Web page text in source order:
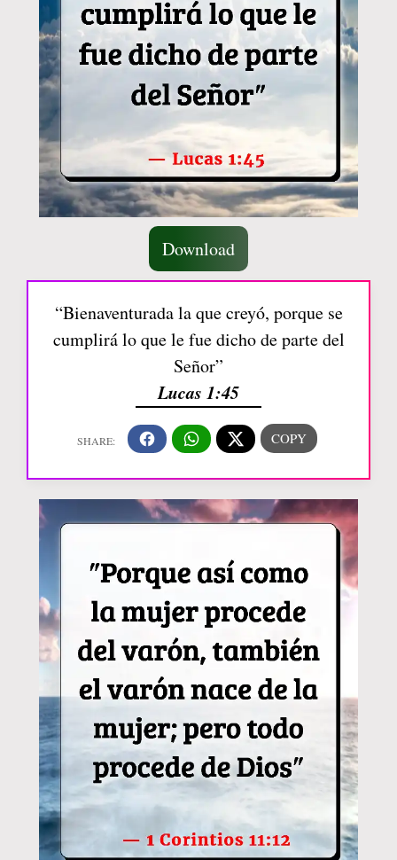
Download
“Bienaventurada la que creyó, porque se
cumplirá lo que le fue dicho de parte del
Señor”
Lucas 1:45